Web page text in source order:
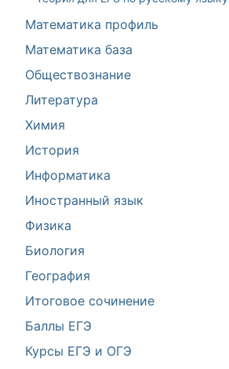
Математика профиль
Математика база
Обществознание
Литература
Химия
История
Информатика
Иностранный язык
Физика
Биология
География
Итоговое сочинение
Баллы ЕГЭ
Курсы ЕГЭ и ОГЭ